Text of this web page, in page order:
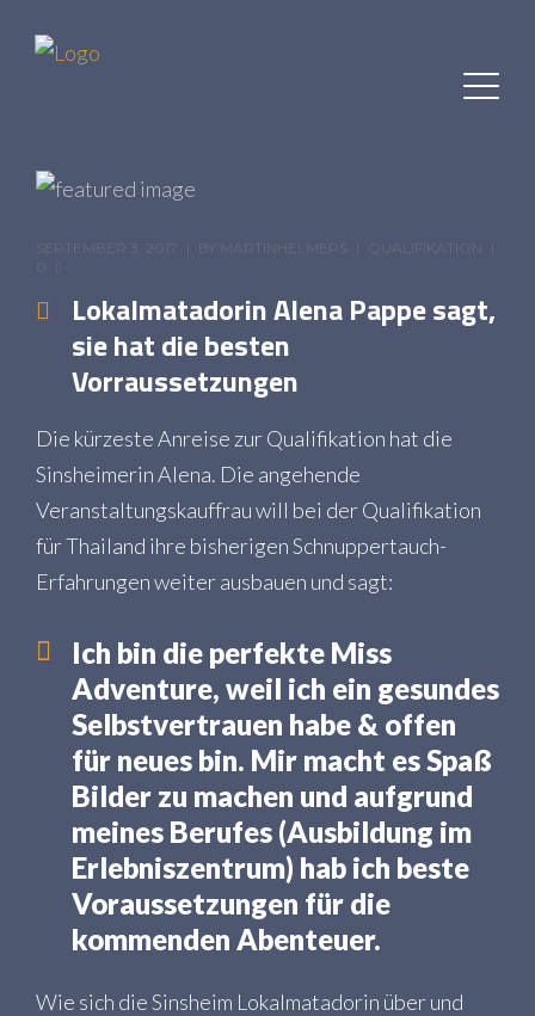
SEPTEMBER 3, 2017 BY MARTINHELMERS
QUALIFIKATION
Lokalmatadorin Alena Pappe sagt,
sie hat die besten
Vorraussetzungen
Die kürzeste Anreise zur Qualifikation hat die
Sinsheimerin Alena. Die angehende
Veranstaltungskauffrau will bei der Qualifikation
für Thailand ihre bisherigen Schnuppertauch-
Erfahrungen weiter ausbauen und sagt:
Ich bin die perfekte Miss
Adventure, weil ich ein gesundes
Selbstvertrauen habe & offen
für neues bin. Mir macht es Spaß
Bilder zu machen und aufgrund
meines Berufes (Ausbildung im
Erlebniszentrum) hab ich beste
Voraussetzungen für die
kommenden Abenteuer.
Wie sich die Sinsheim Lokalmatadorin über und